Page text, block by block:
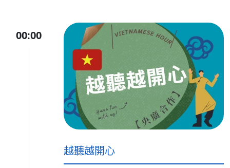
00:00
越聽越開心